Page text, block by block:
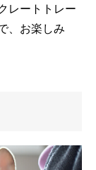
レートトレー
、お楽しみ